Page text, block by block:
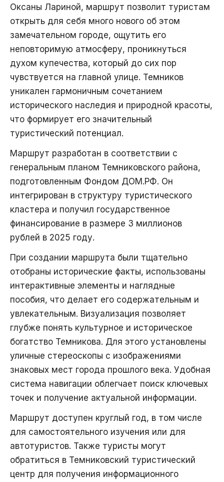
Оксаны Лариной, маршрут позволит туристам
открыть для себя много нового об этом
замечательном городе, ощутить его
неповторимую атмосферу, проникнуться
духом купечества, который до сих пор
чувствуется на главной улице. Темников
уникален гармоничным сочетанием
исторического наследия и природной красоты,
что формирует его значительный
туристический потенциал.
Маршрут разработан в соответствии с
генеральным планом Темниковского района,
подготовленным Фондом ДОМ.РФ. Он
интегрирован в структуру туристического
кластера и получил государственное
финансирование в размере 3 миллионов
рублей в 2025 году.
При создании маршрута были тщательно
отобраны исторические факты, использованы
интерактивные элементы и наглядные
пособия, что делает его содержательным и
увлекательным. Визуализация позволяет
глубже понять культурное и историческое
богатство Темникова. Для этого установлены
уличные стереоскопы с изображениями
знаковых мест города прошлого века. Удобная
система навигации облегчает поиск ключевых
точек и получение актуальной информации.
Маршрут доступен круглый год, в том числе
для самостоятельного изучения или для
автотуристов. Также туристы могут
обратиться в Темниковский туристический
центр для получения информационного